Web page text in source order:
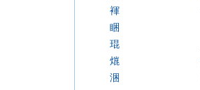
褌
睏
琨
熴
涃